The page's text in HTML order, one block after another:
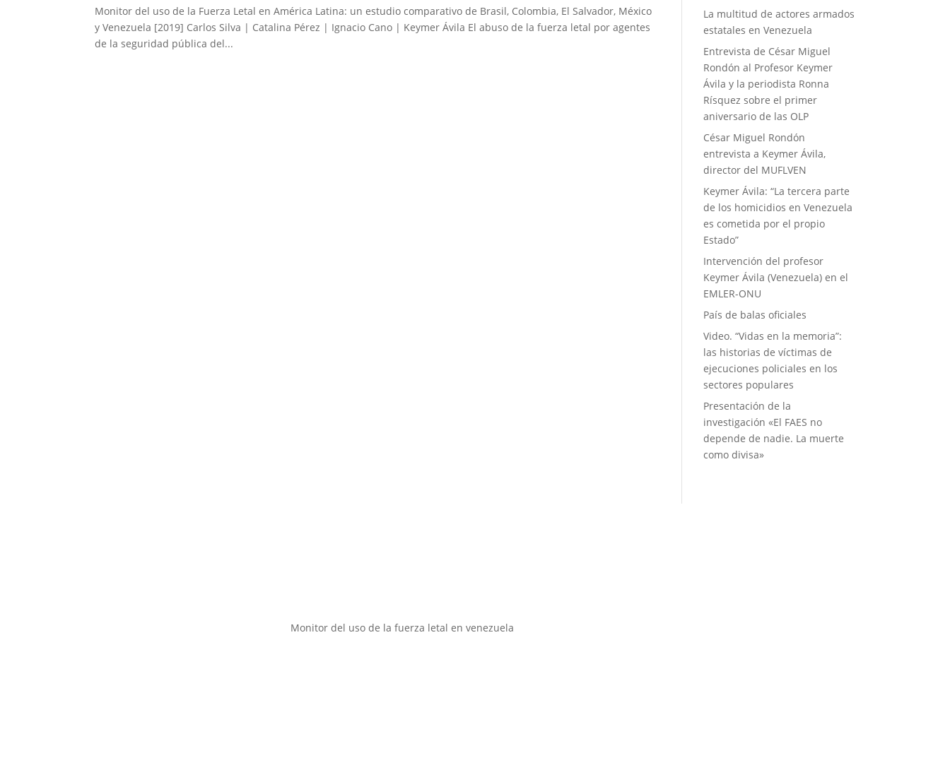
Monitor del uso de la Fuerza Letal en América Latina: un estudio comparativo de Brasil, Colombia, El Salvador, México
y Venezuela [2019] Carlos Silva | Catalina Pérez | Ignacio Cano | Keymer Ávila El abuso de la fuerza letal por agentes
de la seguridad pública del...
La multitud de actores armados
estatales en Venezuela
Entrevista de César Miguel
Rondón al Profesor Keymer
Ávila y la periodista Ronna
Rísquez sobre el primer
aniversario de las OLP
César Miguel Rondón
entrevista a Keymer Ávila,
director del MUFLVEN
Keymer Ávila: “La tercera parte
de los homicidios en Venezuela
es cometida por el propio
Estado”
Intervención del profesor
Keymer Ávila (Venezuela) en el
EMLER-ONU
País de balas oficiales
Video. “Vidas en la memoria”:
las historias de víctimas de
ejecuciones policiales en los
sectores populares
Presentación de la
investigación «El FAES no
depende de nadie. La muerte
como divisa»
Monitor del uso de la fuerza letal en venezuela